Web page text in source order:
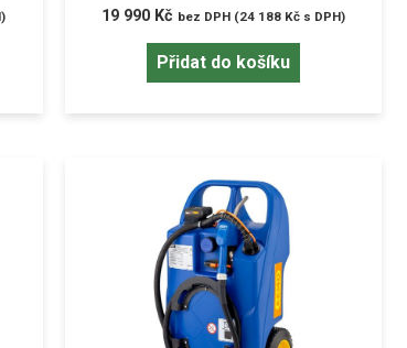
19 990 Kč bez DPH (24 188 Kčs DPH)
Přidat do košíku